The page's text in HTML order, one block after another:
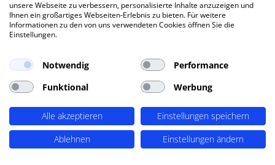
PERIMETRIK® hat eine besonders erfolgreiche SEO
Methode entwickelt, die alle wesentlichen Bereiche
Optimierung, redaktionellen Support und regelmäßiges
Analysen, Keyword Recherchen, Mitbewerber-Analyse,
detaillierte Keyword Analysen), Entwicklung von
Redaktionsplänen,
unsere Webseite zu verbessern, personalisierte Inhalte anzuzeigen und
Ihnen ein großartiges Webseiten-Erlebnis zu bieten. Für weitere
Informationen zu den von uns verwendeten Cookies öffnen Sie die
Einstellungen.
Notwendig
Performance
Funktional
Werbung
Alle akzeptieren
Einstellungen speichern
Ablehnen
Einstellungen ändern